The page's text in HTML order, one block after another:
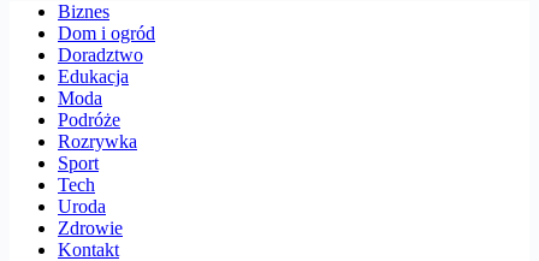
Biznes
Dom i ogród
Doradztwo
Edukacja
Moda
Podróże
Rozrywka
Sport
Tech
Uroda
Zdrowie
Kontakt